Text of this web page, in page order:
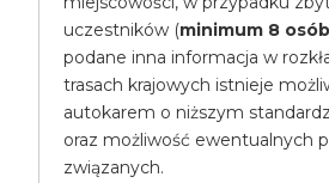
uczestników (minimum 8
podane inna informacja w
trasach krajowych istnieje
autokarem o niższym
oraz możliwość ewentualnych
związanych.